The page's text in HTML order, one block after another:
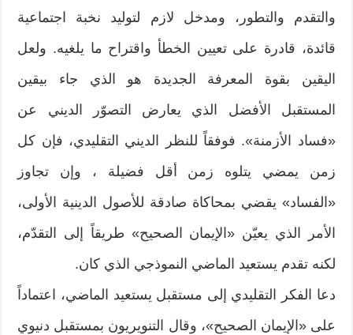
والتقدم والتطور، ومدخل لازم لتوليد نخبة اجتماعية
قائدة، قادرة على تعيين الخطأ واقتراح ما يلغيه. ولعل
اليقين بقوة المعرفة الجديدة هو الذي جاء بيقين
المستقبل الأفضل الذي يعارض التصوّر الديني عن
«فساد الأزمنة». فوفقاً للنظر الديني التقليدي، فإن كل
زمن يمضي يتلوه زمن أقل فضيلة ، وإن تجاوز
«الفساد» يقضي بمحاكاة صادقة للأصول الدينية الأولى،
الأمر الذي يعيّن «الإيمان الصحيح» طريقاً إلى التقدّم،
لكنه تقدم يستعيد الماضي النموذجي الذي كان.
دعا الفكر التقليدي إلى مستقبل يستعيد الماضي، اعتماداً
على «الإيمان الصحيح»، وقال التنويريون بمستقبل دنيوي